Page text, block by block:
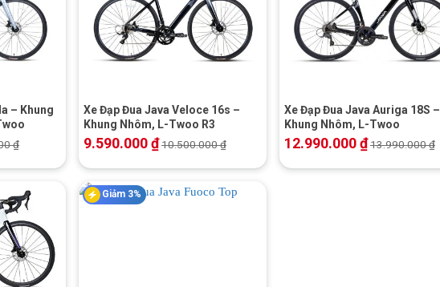
– Khung
₫
+
Xe Đạp Đua Java Veloce 16s –
Khung Nhôm, L-Twoo R3
9.590.000₫10.500.000₫
+
Xe Đạp Đua Java Auriga 18S –
Khung Nhôm, L-Twoo
12.990.000₫13.990.000₫
Giảm 3%